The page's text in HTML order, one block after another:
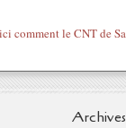
Archives